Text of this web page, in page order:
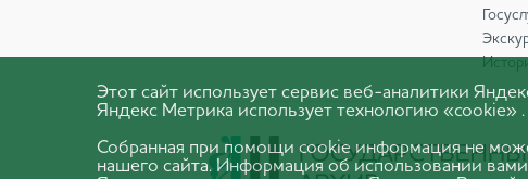
Этот сайт использует сервис веб-аналитики
Яндекс Метрика использует технологию «cookie» .
Собранная при помощи cookie информация не
нашего сайта. Информация об использовании